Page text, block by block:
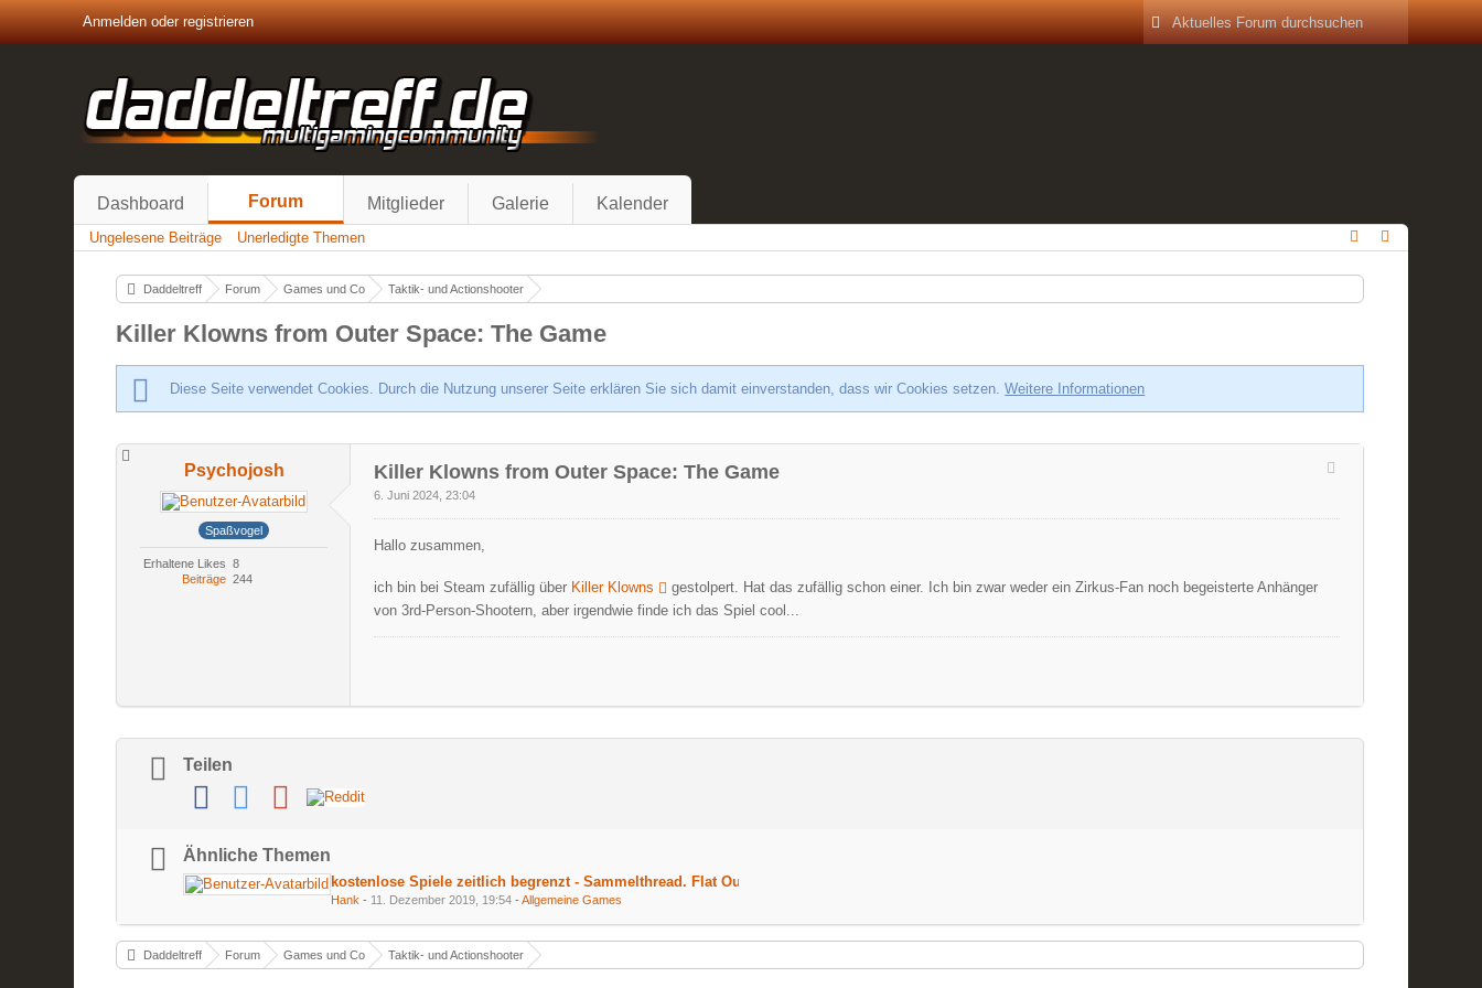
Anmelden oder registrieren
Dashboard Forum Mitglieder Galerie Kalender
Ungelesene Beiträge Unerledigte Themen
Daddeltreff Forum Games und Co Taktik- und Actionshooter
Killer Klowns from Outer Space: The Game
Diese Seite verwendet Cookies. Durch die Nutzung unserer Seite erklären Sie sich damit einverstanden, dass wir Cookies setzen.Weitere Informationen
Psychojosh
Spaßvogel
Erhaltene Likes 8
Beiträge 244
Killer Klowns from Outer Space: The Game
6. Juni 2024, 23:04
Hallo zusammen,
ich bin bei Steam zufällig über Killer Klowns
gestolpert. Hat das zufällig schon einer. Ich bin zwar weder ein Zirkus-Fan noch begeisterte Anhänger
von 3rd-Person-Shootern, aber irgendwie finde ich das Spiel cool...
Teilen
Ähnliche Themen
kostenlose Spiele zeitlich begrenzt - Sammelthread. Flat Out
Hank - 11. Dezember 2019, 19:54 -Allgemeine Games
Daddeltreff Forum Games und Co Taktik- und Actionshooter